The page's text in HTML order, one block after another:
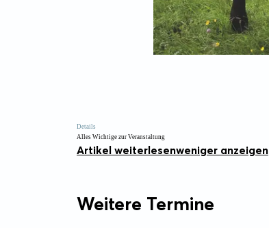
Details
Alles Wichtige zur Veranstaltung
Artikel weiterlesenweniger anzeigen
Weitere Termine